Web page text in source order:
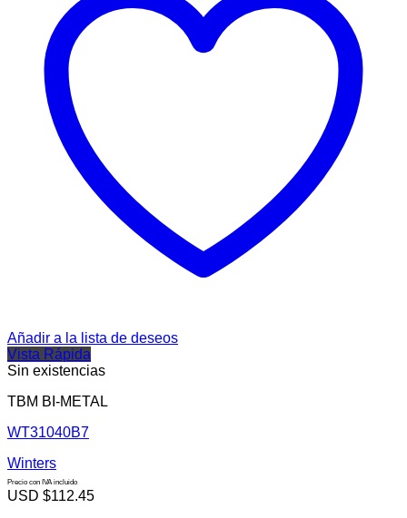
Añadir a la lista de deseos
Vista Rápida
Sin existencias
TBM BI-METAL
WT31040B7
Winters
Precio con IVA incluido
USD $112.45